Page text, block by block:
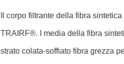
Il corpo filtrante della fibra
TRAIRF®. I media della fibra
strato colata-soffiato fibra grezza